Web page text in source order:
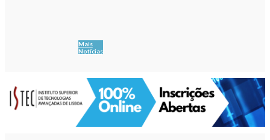
Mais
Notícias